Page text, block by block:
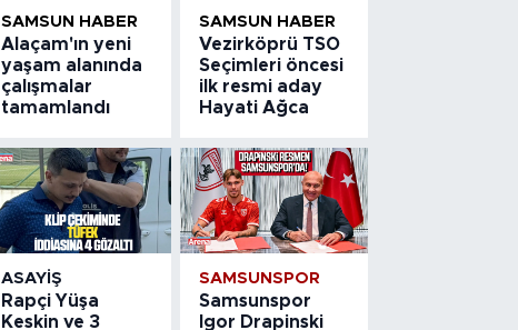
SAMSUN HABER
Alaçam'ın yeni
yaşam alanında
çalışmalar
tamamlandı
SAMSUN HABER
Vezirköprü TSO
Seçimleri öncesi
ilk resmi aday
Hayati Ağca
ASAYIŞ
Rapçi Yüşa
Keskin ve 3
SAMSUNSPOR
Samsunspor
Igor Drapinski